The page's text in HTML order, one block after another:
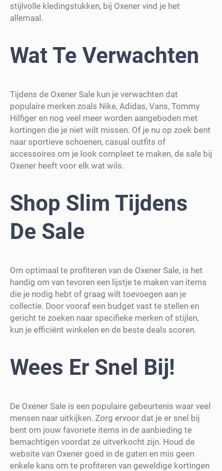
stijlvolle kledingstukken, bij Oxener vind je het
allemaal.
Wat Te Verwachten
Tijdens de Oxener Sale kun je verwachten dat
populaire merken zoals Nike, Adidas, Vans, Tommy
Hilfiger en nog veel meer worden aangeboden met
kortingen die je niet wilt missen. Of je nu op zoek bent
naar sportieve schoenen, casual outfits of
accessoires om je look compleet te maken, de sale bij
Oxener heeft voor elk wat wils.
Shop Slim Tijdens
De Sale
Om optimaal te profiteren van de Oxener Sale, is het
handig om van tevoren een lijstje te maken van items
die je nodig hebt of graag wilt toevoegen aan je
collectie. Door vooraf een budget vast te stellen en
gericht te zoeken naar specifieke merken of stijlen,
kun je efficiënt winkelen en de beste deals scoren.
Wees Er Snel Bij!
De Oxener Sale is een populaire gebeurtenis waar veel
mensen naar uitkijken. Zorg ervoor dat je er snel bij
bent om jouw favoriete items in de aanbieding te
bemachtigen voordat ze uitverkocht zijn. Houd de
website van Oxener goed in de gaten en mis geen
enkele kans om te profiteren van geweldige kortingen